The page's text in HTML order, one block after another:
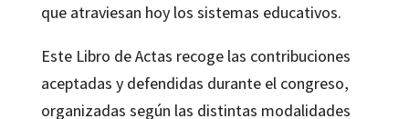
que atraviesan hoy los sistemas educativos.
Este Libro de Actas recoge las contribuciones
aceptadas y defendidas durante el congreso,
organizadas según las distintas modalidades